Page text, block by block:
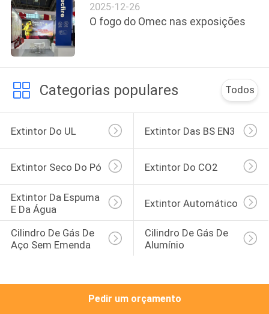
EXCURSÃO
DA
FÁBRICA
CONTROLE
DA
QUALIDADE
CONTACTE-
NOS
NOTÍCIA
UMAS
2025-12-26
O fogo do Omec nas exposições
Categorias populares Todos
Extintor Do UL Extintor Das BS EN3
Extintor Seco Do Pó Extintor Do CO2
Extintor Da Espuma
E Da Água
Extintor Automático
Cilindro De Gás De
Aço Sem Emenda
Cilindro De Gás De
Alumínio
Pedir um orçamento